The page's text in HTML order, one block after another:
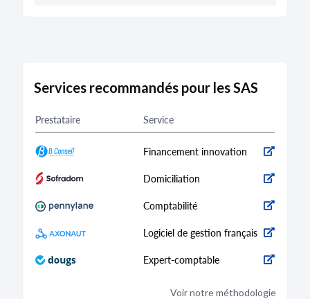
Services recommandés pour les SAS
Prestataire Service
Financement innovation
Domiciliation
Comptabilité
Logiciel de gestion français
Expert-comptable
Voir notre méthodologie